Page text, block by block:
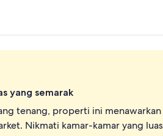
yang semarak
tenang, properti ini
Nikmati kamar-kamar yang